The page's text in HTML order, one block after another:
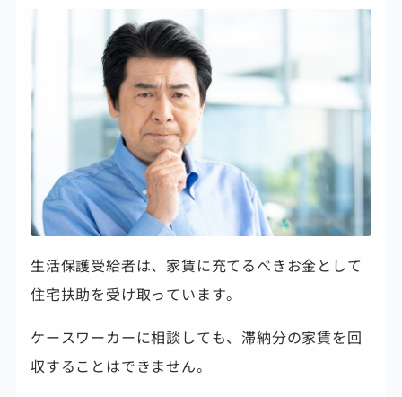
生活保護受給者は、家賃に充てるべきお金として
住宅扶助を受け取っています。
ケースワーカーに相談しても、滞納分の家賃を回
収することはできません。